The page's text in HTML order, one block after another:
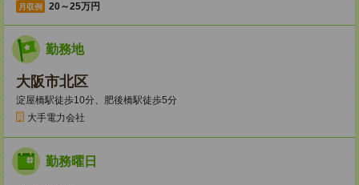
月収例 20～25万円
勤務地
大阪市北区
淀屋橋駅徒歩10分、肥後橋駅徒歩5分
大手電力会社
勤務曜日